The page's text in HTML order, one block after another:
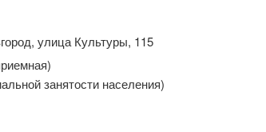
улица Культуры, 115
занятости населения)